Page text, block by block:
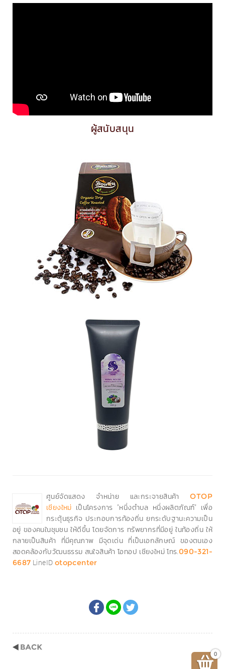
ผู้สนับสนุน
ศูนย์จัดแสดง จำหน่าย และกระจายสินค้าOTOP
เชียงใหม่ เป็นโครงการ "หนึ่งตำบล หนึ่งผลิตภัณฑ์" เพื่อ
กระตุ้นธุรกิจ ประกอบการท้องถิ่น ยกระดับฐานะความเป็น
อยู่ ของคนในชุมชน ให้ดีขึ้น โดยจัดการ ทรัพยากรที่มีอยู่ ในท้องถิ่น ให้
กลายเป็นสินค้า ที่มีคุณภาพ มีจุดเด่น ที่เป็นเอกลักษณ์ ของตนเอง
สอดคล้องกับวัฒนธรรม สนใจสินค้า โอทอป เชียงใหม่ โทร.090-321-
6687 LineID otopcenter
0